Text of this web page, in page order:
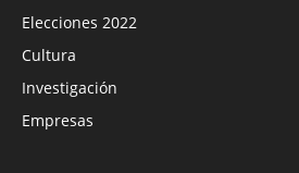
Elecciones 2022
Cultura
Investigación
Empresas